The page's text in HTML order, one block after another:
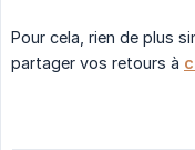
Pour cela, rien de plus
partager vos retours à